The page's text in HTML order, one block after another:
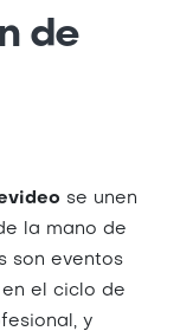
de
se unen
la mano de
son eventos
el ciclo de
y